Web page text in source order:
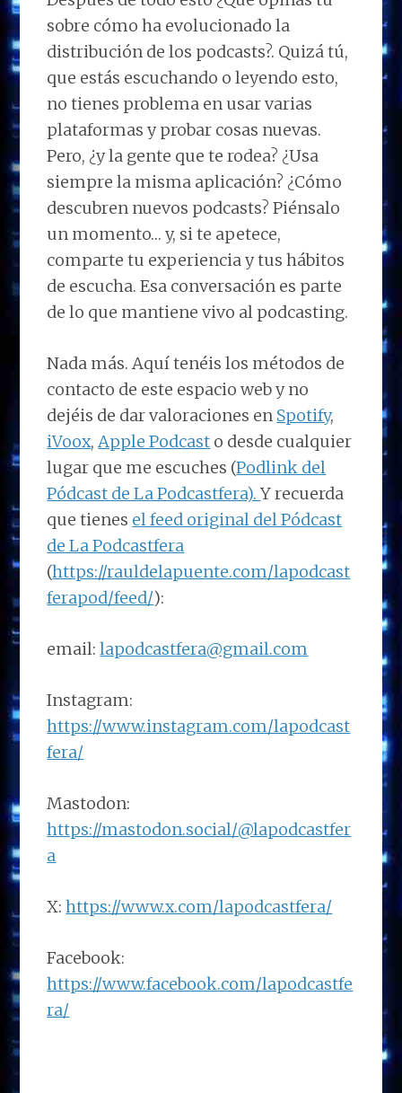
sobre cómo ha evolucionado la
distribución de los podcasts?. Quizá tú,
que estás escuchando o leyendo esto,
no tienes problema en usar varias
plataformas y probar cosas nuevas.
Pero, ¿y la gente que te rodea? ¿Usa
siempre la misma aplicación? ¿Cómo
descubren nuevos podcasts? Piénsalo
un momento… y, si te apetece,
comparte tu experiencia y tus hábitos
de escucha. Esa conversación es parte
de lo que mantiene vivo al podcasting.
Nada más. Aquí tenéis los métodos de
contacto de este espacio web y no
dejéis de dar valoraciones en Spotify,
iVoox,Apple Podcast o desde cualquier
lugar que me escuches (Podlink del
Pódcast de La Podcastfera).Y recuerda
que tienes el feed original del Pódcast
de La Podcastfera
(https://rauldelapuente.com/lapodcast
ferapod/feed/):
email:lapodcastfera@gmail.com
Instagram:
https://www.instagram.com/lapodcast
fera/
Mastodon:
https://mastodon.social/@lapodcastfer
a
X:https://www.x.com/lapodcastfera/
Facebook:
https://www.facebook.com/lapodcastfe
ra/